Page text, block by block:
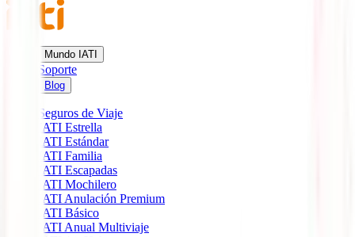
Mundo IATI
Soporte
Blog
Seguros de Viaje
IATI Estrella
IATI Estándar
IATI Familia
IATI Escapadas
IATI Mochilero
IATI Anulación Premium
IATI Básico
IATI Anual Multiviaje